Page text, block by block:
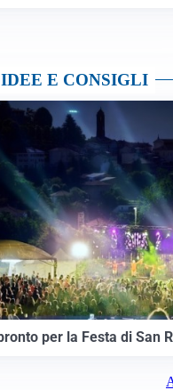
IDEE E CONSIGLI
per la Festa di San